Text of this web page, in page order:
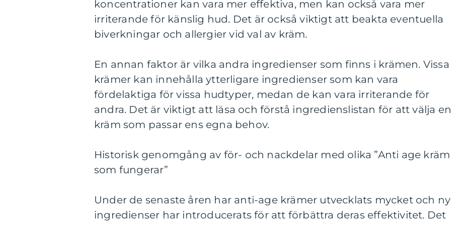
koncentrationer kan vara mer effektiva, men kan också vara mer
irriterande för känslig hud. Det är också viktigt att beakta eventuella
biverkningar och allergier vid val av kräm.
En annan faktor är vilka andra ingredienser som finns i krämen. Vissa
krämer kan innehålla ytterligare ingredienser som kan vara
fördelaktiga för vissa hudtyper, medan de kan vara irriterande för
andra. Det är viktigt att läsa och förstå ingredienslistan för att välja
kräm som passar ens egna behov.
Historisk genomgång av för- och nackdelar med olika ”Anti age kräm
som fungerar”
Under de senaste åren har anti-age krämer utvecklats mycket och
ingredienser har introducerats för att förbättra deras effektivitet. Det